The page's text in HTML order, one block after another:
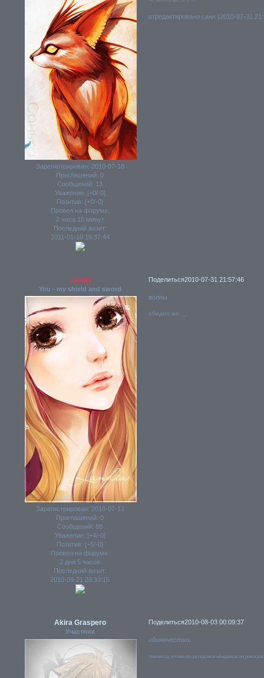
Зарегистрирован: 2010-07-18
Приглашений: 0
Сообщений: 13
Уважение: [+0/-0]
Позитив: [+0/-0]
Провел на форуме:
2 часа 15 минут
Последний визит:
2011-01-10 16:37:44
отредактировано саня (2010-07-31
Поделиться2010-07-31 21:57:46
Landia
You - my shield and sword
Зарегистрирован: 2010-07-13
Приглашений: 0
Сообщений: 88
Уважение: [+4/-0]
Позитив: [+5/-0]
Провел на форуме:
2 дня 5 часов
Последний визит:
2010-09-21 20:33:15
волны
обидно же ._.
Поделиться2010-08-03 00:09:37
Akira Graspero
Участник
одиночество.
помнится, я тоже из-за подписи обиделся, но рома